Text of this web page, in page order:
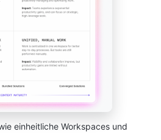
einheitliche Workspaces und